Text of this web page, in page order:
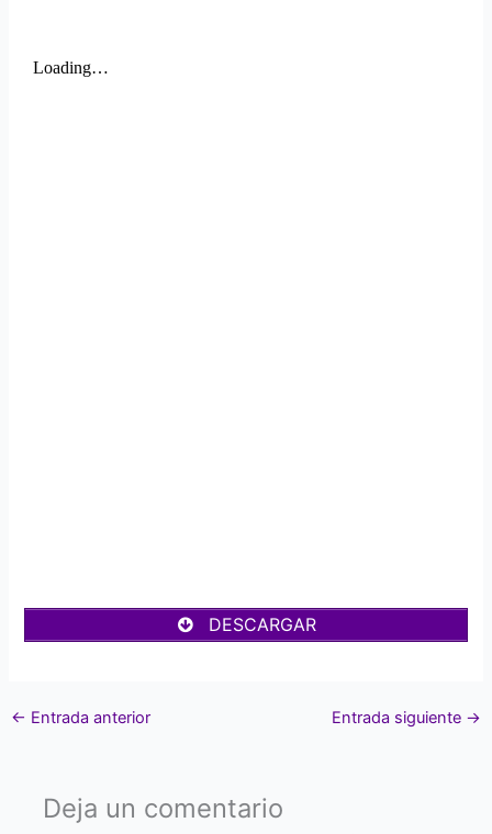
DESCARGAR
← Entrada anterior Entrada siguiente →
Deja un comentario